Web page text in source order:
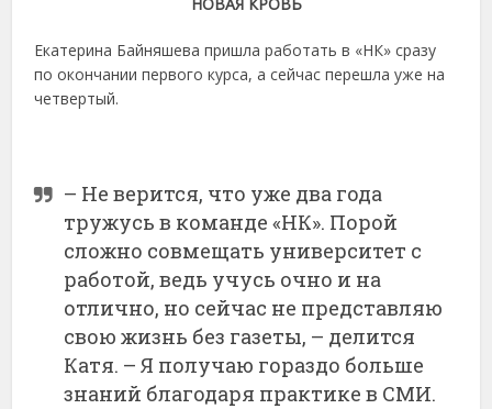
Екатерина Байняшева пришла работать в «НК» сразу
по окончании первого курса, а сейчас перешла уже на
четвертый.
– Не верится, что уже два года
тружусь в команде «НК». Порой
сложно совмещать университет с
работой, ведь учусь очно и на
отлично, но сейчас не представляю
свою жизнь без газеты, – делится
Катя. – Я получаю гораздо больше
знаний благодаря практике в СМИ.